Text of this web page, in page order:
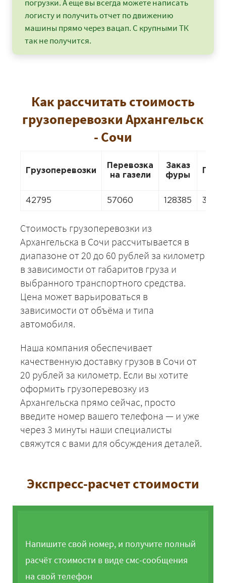
погрузки. А еще вы всегда можете написать
логисту и получить отчет по движению
машины прямо через вацап. С крупными ТК
так не получится.
Как рассчитать стоимость
грузоперевозки Архангельск
- Сочи
Грузоперевозки
Перевозка
на газели
Заказ
фуры
42795 57060 128385
Стоимость грузоперевозки из
Архангельска в Сочи рассчитывается в
диапазоне от 20 до 60 рублей за километр
в зависимости от габаритов груза и
выбранного транспортного средства.
Цена может варьироваться в
зависимости от объёма и типа
автомобиля.
Наша компания обеспечивает
качественную доставку грузов в Сочи от
20 рублей за километр. Если вы хотите
оформить грузоперевозку из
Архангельска прямо сейчас, просто
введите номер вашего телефона — и уже
через 3 минуты наши специалисты
свяжутся с вами для обсуждения деталей.
Экспресс-расчет стоимости
Напишите свой номер, и получите полный
расчёт стоимости в виде смс-сообщения
на свой телефон